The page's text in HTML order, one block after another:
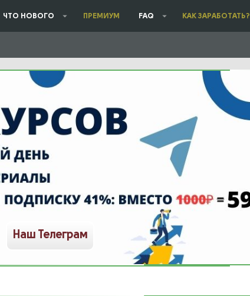
ЧТО НОВОГО ПРЕМИУМ FAQ КАК ЗАРАБОТАТЬ?
Наш Телеграм